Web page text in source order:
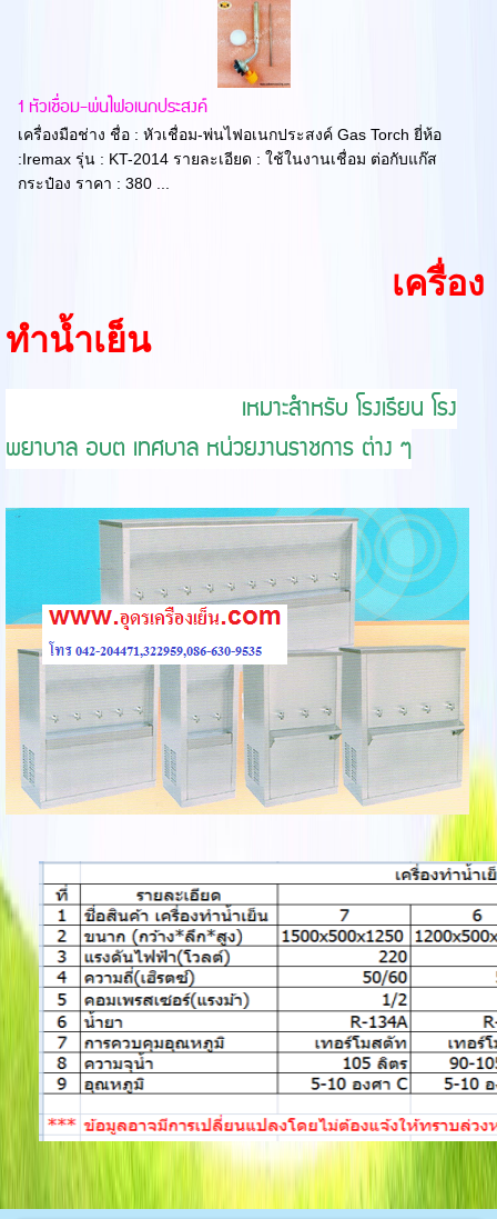
1 หัวเชื่อม-พ่นไฟอเนกประสงค์
เครื่องมือช่าง ชื่อ : หัวเชื่อม-พ่นไฟอเนกประสงค์ Gas Torch ยี่ห้อ
:Iremax รุ่น : KT-2014 รายละเอียด : ใช้ในงานเชื่อม ต่อกับแก๊ส
กระป๋อง ราคา : 380 ...
เครื่อง
ทำน้ำเย็น
เหมาะสำหรับ โรงเรียน โรง
พยาบาล อบต เทศบาล หน่วยงานราชการ ต่าง ๆ